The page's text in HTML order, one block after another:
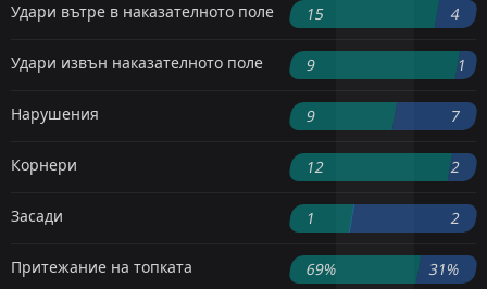
Удари вътре в наказателното поле 15 4
Удари извън наказателното поле 9 1
Нарушения 9 7
Корнери 12 2
Засади 1 2
Притежание на топката 69% 31%